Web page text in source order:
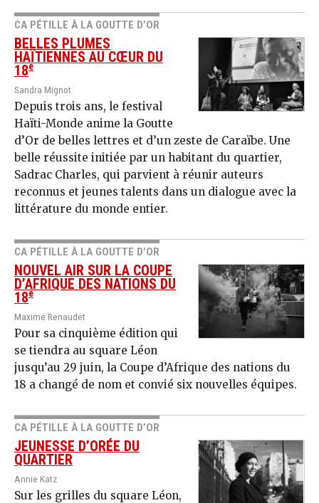
CA PÉTILLE À LA GOUTTE D’OR
BELLES PLUMES
HAÏTIENNES AU CŒUR DU
18e
Sandra Mignot
Depuis trois ans, le festival
Haïti-Monde anime la Goutte
d’Or de belles lettres et d’un zeste de Caraïbe. Une
belle réussite initiée par un habitant du quartier,
Sadrac Charles, qui parvient à réunir auteurs
reconnus et jeunes talents dans un dialogue avec la
littérature du monde entier.
CA PÉTILLE À LA GOUTTE D’OR
NOUVEL AIR SUR LA COUPE
D’AFRIQUE DES NATIONS DU
18e
Maxime Renaudet
Pour sa cinquième édition qui
se tiendra au square Léon
jusqu’au 29 juin, la Coupe d’Afrique des nations du
18 a changé de nom et convié six nouvelles équipes.
CA PÉTILLE À LA GOUTTE D’OR
JEUNESSE D’ORÉE DU
QUARTIER
Annie Katz
Sur les grilles du square Léon,